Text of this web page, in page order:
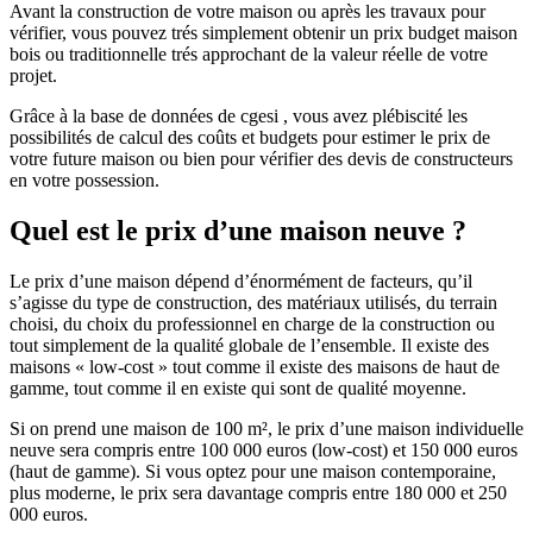
Avant la construction de votre maison ou après les travaux pour
vérifier, vous pouvez trés simplement obtenir un prix budget maison
bois ou traditionnelle trés approchant de la valeur réelle de votre
projet.
Grâce à la base de données de cgesi , vous avez plébiscité les
possibilités de calcul des coûts et budgets pour estimer le prix de
votre future maison ou bien pour vérifier des devis de constructeurs
en votre possession.
Quel est le prix d’une maison neuve ?
Le prix d’une maison dépend d’énormément de facteurs, qu’il
s’agisse du type de construction, des matériaux utilisés, du terrain
choisi, du choix du professionnel en charge de la construction ou
tout simplement de la qualité globale de l’ensemble. Il existe des
maisons « low-cost » tout comme il existe des maisons de haut de
gamme, tout comme il en existe qui sont de qualité moyenne.
Si on prend une maison de 100 m², le prix d’une maison individuelle
neuve sera compris entre 100 000 euros (low-cost) et 150 000 euros
(haut de gamme). Si vous optez pour une maison contemporaine,
plus moderne, le prix sera davantage compris entre 180 000 et 250
000 euros.